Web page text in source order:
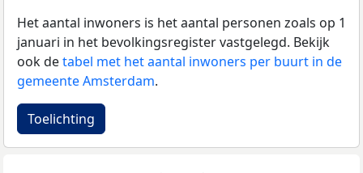
Het aantal inwoners is het aantal personen zoals op 1
januari in het bevolkingsregister vastgelegd. Bekijk
ook detabel met het aantal inwoners per buurt in de
gemeente Amsterdam.
Toelichting